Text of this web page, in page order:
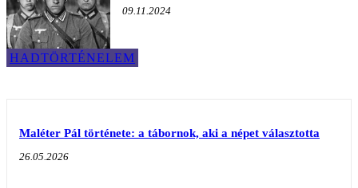
HADTÖRTÉNELEM
09.11.2024
Maléter Pál története: a tábornok, aki a népet választotta
26.05.2026